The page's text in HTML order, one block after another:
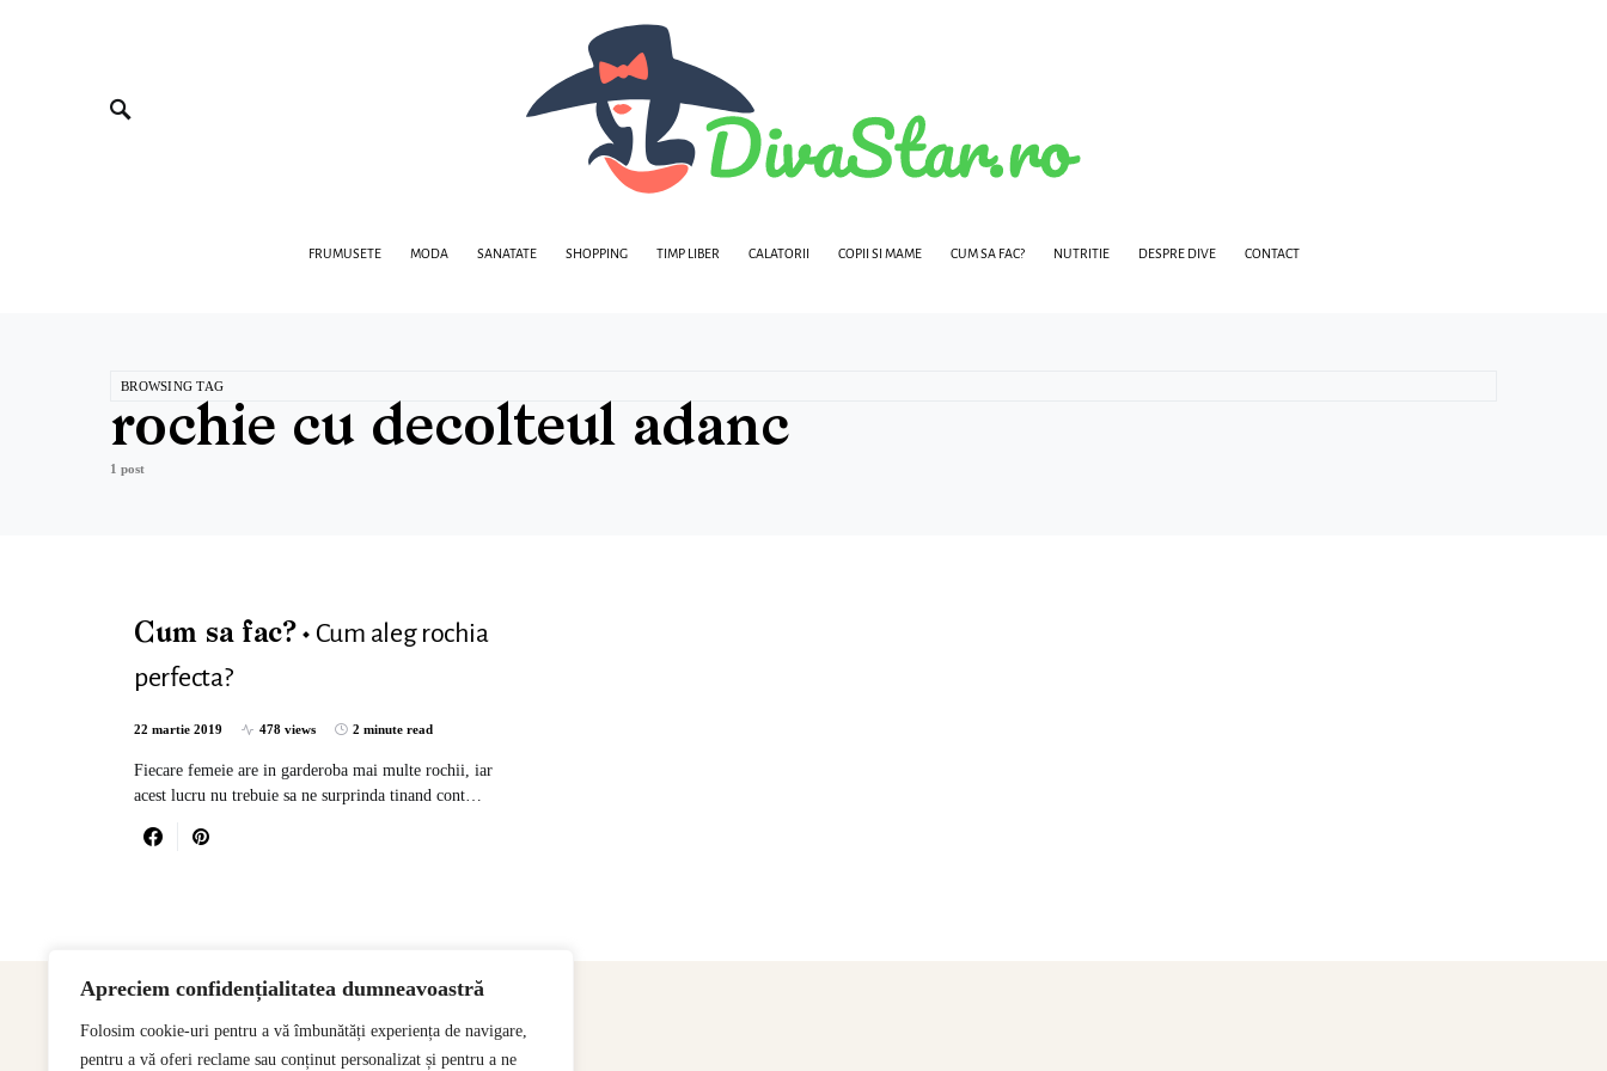
Apreciem confidențialitatea dumneavoastră
Folosim cookie-uri pentru a vă îmbunătăți experiența de navigare,
pentru a vă oferi reclame sau conținut personalizat și pentru a ne
FRUMUSETE MODA SANATATE SHOPPING TIMP LIBER CALATORII COPII SI MAME CUM SA FAC? NUTRITIE DESPRE DIVE CONTACT
BROWSING TAG
rochie cu decolteul adanc
1 post
Cum sa fac?
Cum aleg rochia
perfecta?
22 martie 2019 478 views 2 minute read
Fiecare femeie are in garderoba mai multe rochii, iar
acest lucru nu trebuie sa ne surprinda tinand cont…